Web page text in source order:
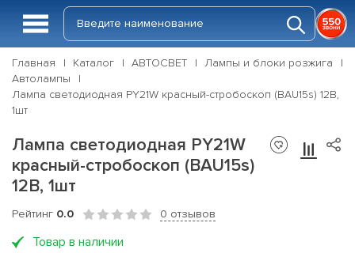
Главная Каталог АВТОСВЕТ
Лампы и блоки розжига
Автолампы
Лампа светодиодная PY21W красный-стробоскоп (BAU15s) 12В,
1шт
Лампа светодиодная PY21W
красный-стробоскоп (BAU15s)
12В, 1шт
Рейтинг 0.0 0 отзывов
Товар в наличии